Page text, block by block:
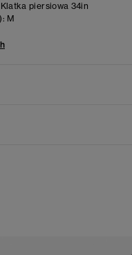
piersiowa 34in
M